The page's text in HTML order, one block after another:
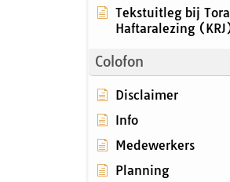
Tekstuitleg bij
Haftaralezing
Colofon
Disclaimer
Info
Medewerkers
Planning